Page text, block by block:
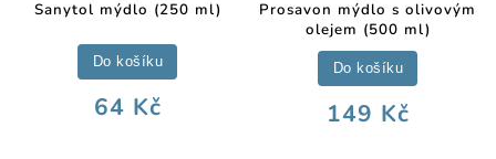
Sanytol mýdlo (250 ml)
64 Kč
Do košíku
Prosavon mýdlo s olivovým
olejem (500 ml)
149 Kč
Do košíku